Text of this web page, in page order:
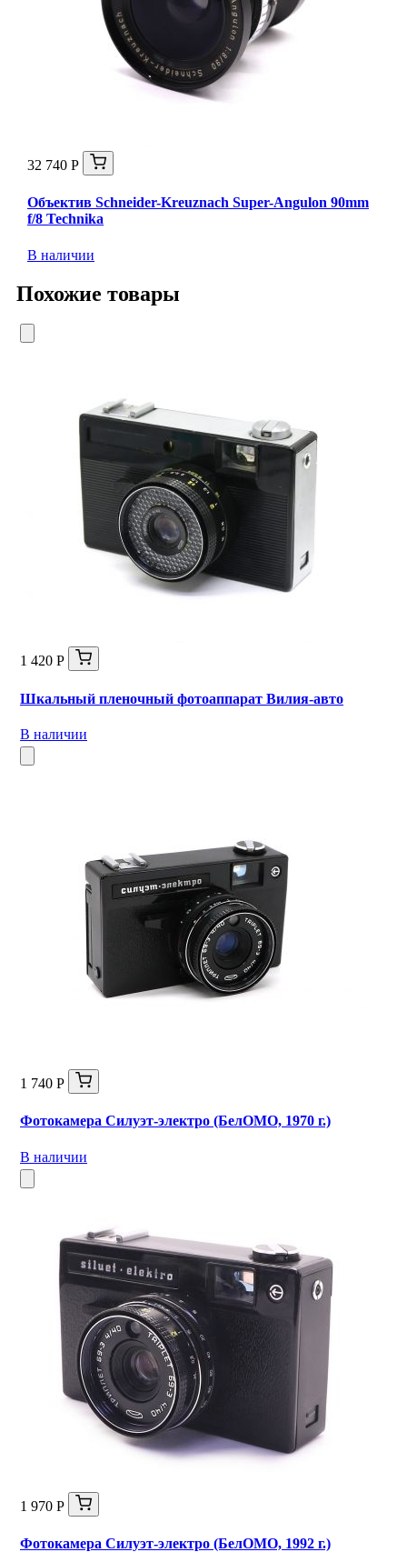
32 740 Р
Объектив Schneider-Kreuznach Super-Angulon 90mm
f/8 Technika
В наличии
Похожие товары
1 420 Р
Шкальный пленочный фотоаппарат Вилия-авто
В наличии
1 740 Р
Фотокамера Силуэт-электро (БелОМО, 1970 г.)
В наличии
1 970 Р
Фотокамера Силуэт-электро (БелОМО, 1992 г.)